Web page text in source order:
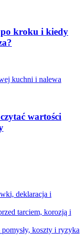
kroku i kiedy
wartości
deklaracja i
tarciem, korozją i
koszty i ryzyka